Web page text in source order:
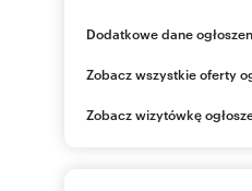
Dodatkowe dane
ul. Pomorska 112
zachodniopomorskie
Zobacz wszystkie oferty
Zobacz wizytówkę